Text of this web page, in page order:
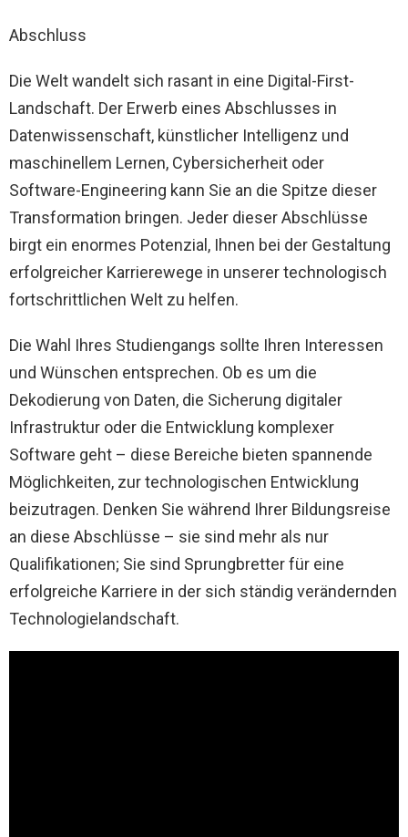
Abschluss
Die Welt wandelt sich rasant in eine Digital-First-
Landschaft. Der Erwerb eines Abschlusses in
Datenwissenschaft, künstlicher Intelligenz und
maschinellem Lernen, Cybersicherheit oder
Software-Engineering kann Sie an die Spitze dieser
Transformation bringen. Jeder dieser Abschlüsse
birgt ein enormes Potenzial, Ihnen bei der Gestaltung
erfolgreicher Karrierewege in unserer technologisch
fortschrittlichen Welt zu helfen.
Die Wahl Ihres Studiengangs sollte Ihren Interessen
und Wünschen entsprechen. Ob es um die
Dekodierung von Daten, die Sicherung digitaler
Infrastruktur oder die Entwicklung komplexer
Software geht – diese Bereiche bieten spannende
Möglichkeiten, zur technologischen Entwicklung
beizutragen. Denken Sie während Ihrer Bildungsreise
an diese Abschlüsse – sie sind mehr als nur
Qualifikationen; Sie sind Sprungbretter für eine
erfolgreiche Karriere in der sich ständig verändernden
Technologielandschaft.